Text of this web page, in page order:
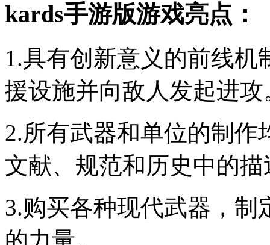
kards手游版游戏亮点：
1.具有创新意义的前线
援设施并向敌人发起进攻
2.所有武器和单位的制
文献、规范和历史中的描
3.购买各种现代武器，